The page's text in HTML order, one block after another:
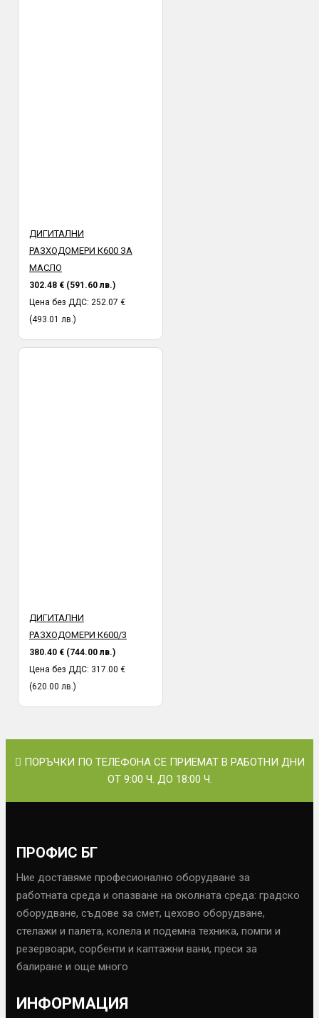
ДИГИТАЛНИ
РАЗХОДОМЕРИ К600 ЗА
МАСЛО
302.48 € (591.60 лв.)
Цена без ДДС: 252.07 €
(493.01 лв.)
ДИГИТАЛНИ
РАЗХОДОМЕРИ К600/3
380.40 € (744.00 лв.)
Цена без ДДС: 317.00 €
(620.00 лв.)
ПОРЪЧКИ ПО ТЕЛЕФОНА СЕ ПРИЕМАТ В РАБОТНИ ДНИ
ОТ 9:00 Ч. ДО 18:00 Ч.
ПРОФИС БГ
Ние доставяме професионално оборудване за
работната среда и опазване на околната среда: градско
оборудване, съдове за смет, цехово оборудване,
стелажи и палета, колела и подемна техника, помпи и
резервоари, сорбенти и каптажни вани, преси за
балиране и още много
ИНФОРМАЦИЯ